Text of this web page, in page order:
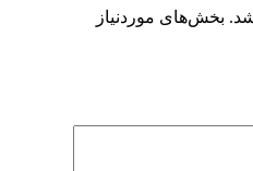
بخش‌های موردنیاز